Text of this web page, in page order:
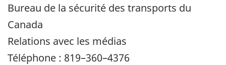
Bureau de la sécurité des transports du
Canada
Relations avec les médias
Téléphone : 819–360–4376